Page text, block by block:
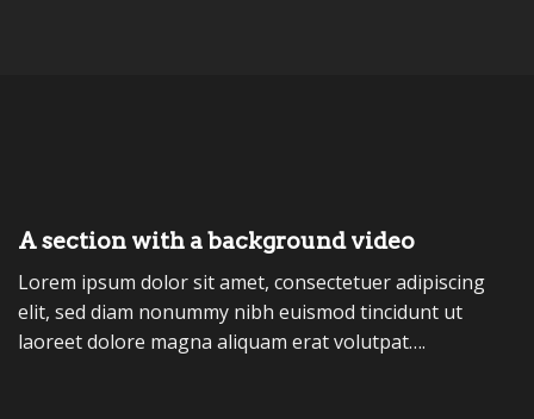
A section with a background video
Lorem ipsum dolor sit amet, consectetuer adipiscing
elit, sed diam nonummy nibh euismod tincidunt ut
laoreet dolore magna aliquam erat volutpat….